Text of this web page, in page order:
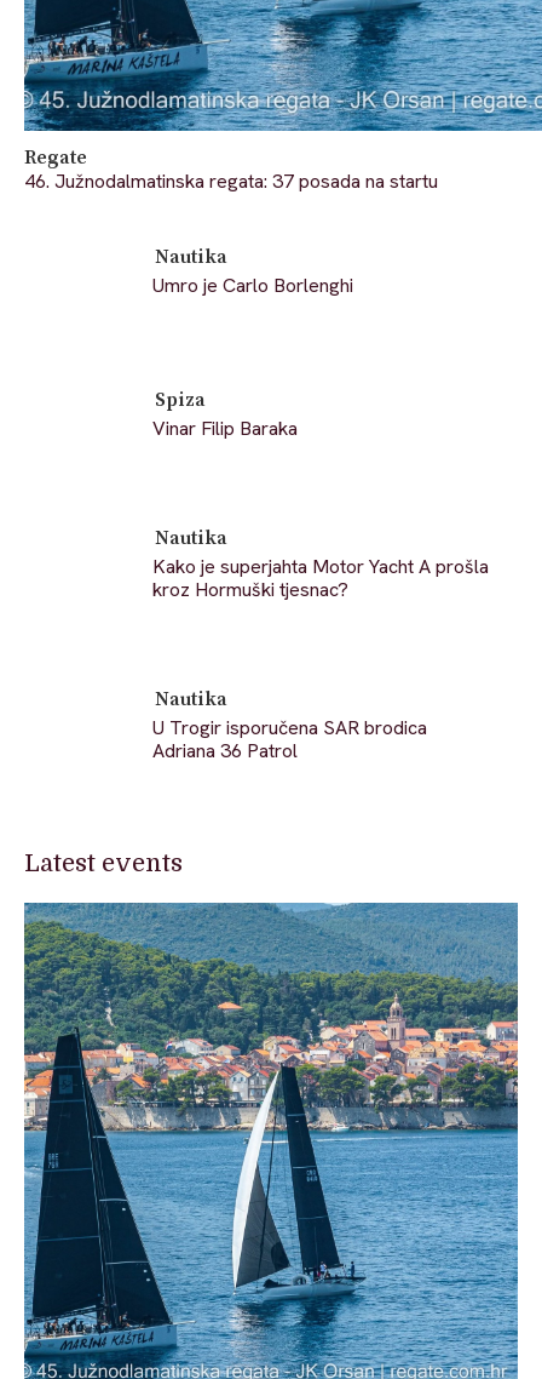
Regate
46. Južnodalmatinska regata: 37 posada na startu
Nautika
Umro je Carlo Borlenghi
Spiza
Vinar Filip Baraka
Nautika
Kako je superjahta Motor Yacht A prošla
kroz Hormuški tjesnac?
Nautika
U Trogir isporučena SAR brodica
Adriana 36 Patrol
Latest events